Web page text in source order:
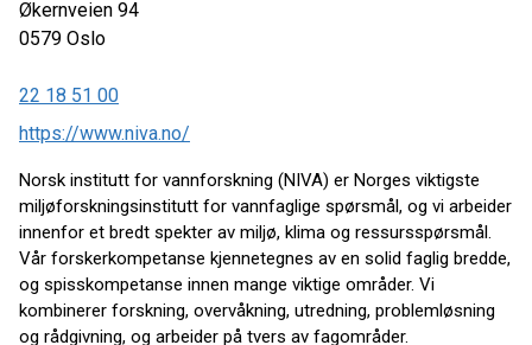
Økernveien 94
0579 Oslo
22 18 51 00
https://www.niva.no/
Norsk institutt for vannforskning (NIVA) er Norges viktigste
miljøforskningsinstitutt for vannfaglige spørsmål, og vi arbeider
innenfor et bredt spekter av miljø, klima og ressursspørsmål.
Vår forskerkompetanse kjennetegnes av en solid faglig bredde,
og spisskompetanse innen mange viktige områder. Vi
kombinerer forskning, overvåkning, utredning, problemløsning
og rådgivning, og arbeider på tvers av fagområder.